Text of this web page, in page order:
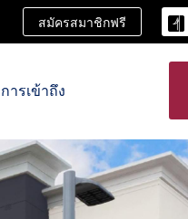
สมัครสมาชิกฟรี
การเข้าถึง